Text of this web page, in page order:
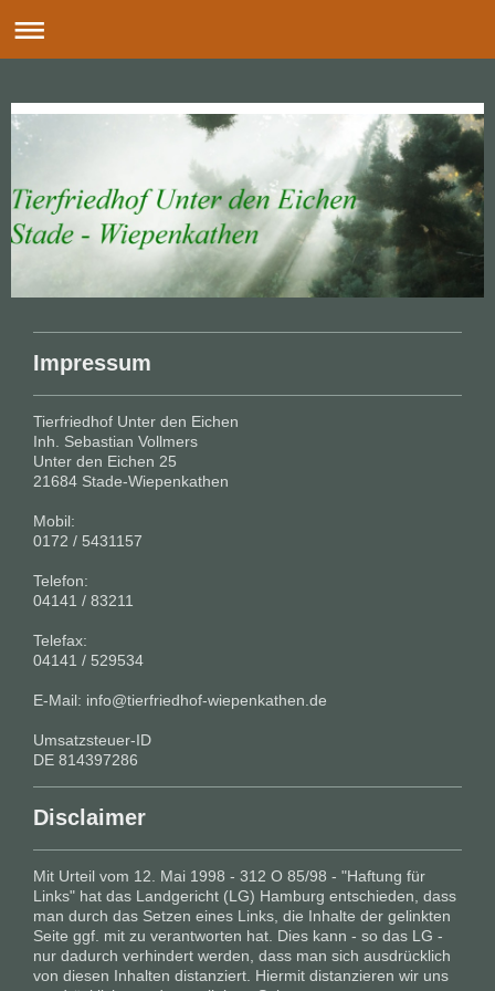
Impressum
Tierfriedhof Unter den Eichen
Inh. Sebastian Vollmers
Unter den Eichen 25
21684 Stade-Wiepenkathen
Mobil:
0172 / 5431157
Telefon:
04141 / 83211
Telefax:
04141 / 529534
E-Mail: info@tierfriedhof-wiepenkathen.de
Umsatzsteuer-ID
DE 814397286
Disclaimer
Mit Urteil vom 12. Mai 1998 - 312 O 85/98 - "Haftung für
Links" hat das Landgericht (LG) Hamburg entschieden, dass
man durch das Setzen eines Links, die Inhalte der gelinkten
Seite ggf. mit zu verantworten hat. Dies kann - so das LG -
nur dadurch verhindert werden, dass man sich ausdrücklich
von diesen Inhalten distanziert. Hiermit distanzieren wir uns